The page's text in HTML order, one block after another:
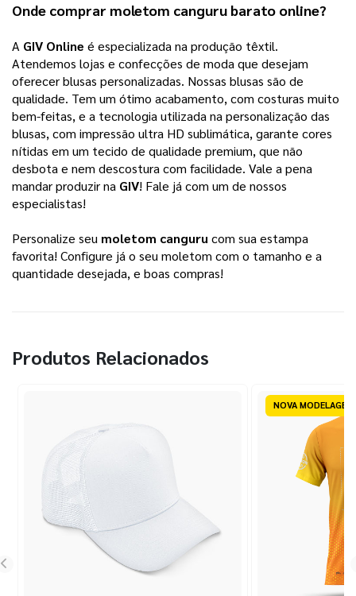
Onde comprar moletom canguru barato online?
A GIV Online é especializada na produção têxtil.
Atendemos lojas e confecções de moda que desejam
oferecer blusas personalizadas. Nossas blusas são de
qualidade. Tem um ótimo acabamento, com costuras muito
bem-feitas, e a tecnologia utilizada na personalização das
blusas, com impressão ultra HD sublimática, garante cores
nítidas em um tecido de qualidade premium, que não
desbota e nem descostura com facilidade. Vale a pena
mandar produzir na GIV! Fale já com um de nossos
especialistas!
Personalize seu moletom canguru com sua estampa
favorita! Configure já o seu moletom com o tamanho e a
quantidade desejada, e boas compras!
Produtos Relacionados
NOVA MODELAGEM